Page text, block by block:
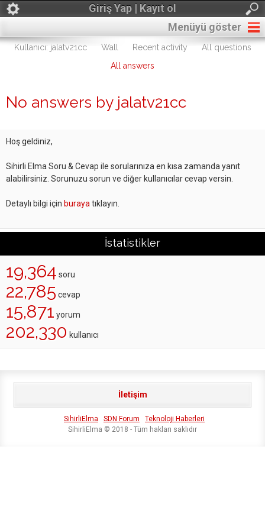
Giriş Yap | Kayıt ol
Menüyü göster
Kullanıcı: jalatv21cc Wall Recent activity
All questions
All answers
No answers by jalatv21cc
Hoş geldiniz,
Sihirli Elma Soru & Cevap ile sorularınıza en kısa zamanda yanıt
alabilirsiniz. Sorunuzu sorun ve diğer kullanıcılar cevap versin.
Detaylı bilgi için buraya tıklayın.
İstatistikler
19,364 soru
22,785 cevap
15,871 yorum
202,330 kullanıcı
İletişim
SihirliElma SDN Forum
Teknoloji Haberleri
SihirliElma © 2018 - Tüm hakları saklıdır